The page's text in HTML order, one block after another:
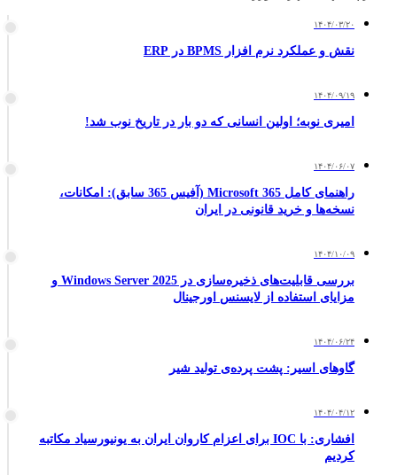
۱۴۰۴/۰۳/۲۰
نقش و عملکرد نرم افزار BPMS در ERP
۱۴۰۴/۰۹/۱۹
امیری نوبه؛ اولین انسانی که دو بار در تاریخ نوب شد!
۱۴۰۴/۰۶/۰۷
راهنمای کامل Microsoft 365 (آفیس 365 سابق): امکانات،
نسخه‌ها و خرید قانونی در ایران
۱۴۰۴/۱۰/۰۹
بررسی قابلیت‌های ذخیره‌سازی در Windows Server 2025 و
مزایای استفاده از لایسنس اورجینال
۱۴۰۴/۰۶/۲۴
گاوهای اسیر: پشت پرده‌ی تولید شیر
۱۴۰۴/۰۴/۱۲
افشاری: با IOC برای اعزام کاروان ایران به یونیورسیاد مکاتبه
کردیم